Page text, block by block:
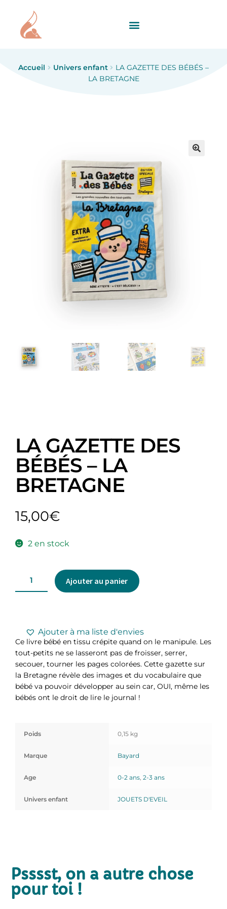
Accueil Univers enfant
LA GAZETTE DES BÉBÉS –
LA BRETAGNE
LA GAZETTE DES
BÉBÉS – LA
BRETAGNE
15,00€
2 en stock
Ajouter au panier
Ajouter à ma liste d'envies
Ce livre bébé en tissu crépite quand on le manipule. Les
tout-petits ne se lasseront pas de froisser, serrer,
secouer, tourner les pages colorées. Cette gazette sur
la Bretagne révèle des images et du vocabulaire que
bébé va pouvoir développer au sein car, OUI, même les
bébés ont le droit de lire le journal !
Poids 0,15 kg
Marque Bayard
Age 0-2 ans, 2-3 ans
Univers enfant JOUETS D'EVEIL
Psssst, on a autre chose
pour toi !